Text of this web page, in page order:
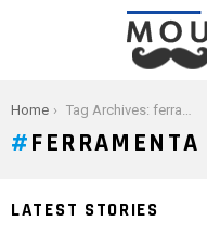
You are here:
Home Tag Archives: ferramenta de comunicação
LATEST STORIES